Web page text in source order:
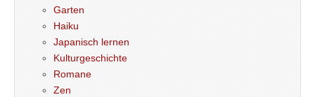
Garten
Haiku
Japanisch lernen
Kulturgeschichte
Romane
Zen